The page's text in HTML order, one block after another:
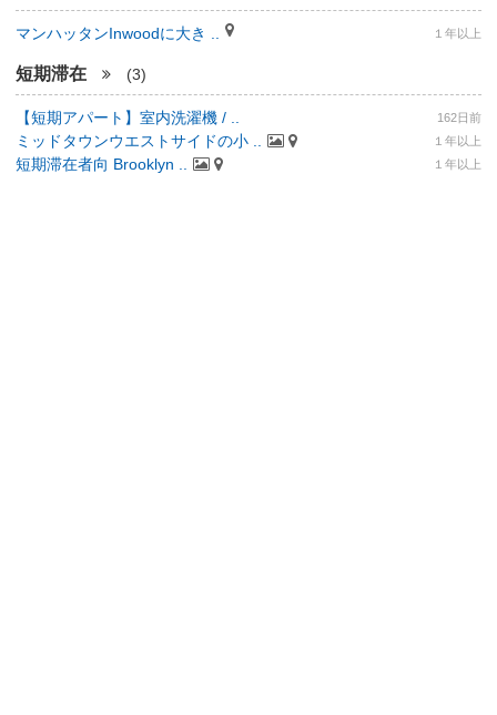
マンハッタンInwoodに大き .. １年以上
短期滞在 (3)
【短期アパート】室内洗濯機 / .. 162日前
ミッドタウンウエストサイドの小 .. １年以上
短期滞在者向 Brooklyn .. １年以上